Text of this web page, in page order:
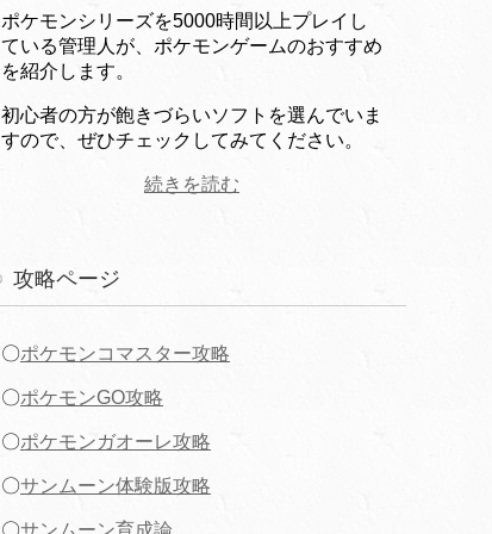
ポケモンシリーズを5000時間以上プレイし
ている管理人が、ポケモンゲームのおすすめ
を紹介します。
初心者の方が飽きづらいソフトを選んでいま
すので、ぜひチェックしてみてください。
続きを読む
攻略ページ
〇ポケモンコマスター攻略
〇ポケモンGO攻略
〇ポケモンガオーレ攻略
〇サンムーン体験版攻略
〇サンムーン育成論